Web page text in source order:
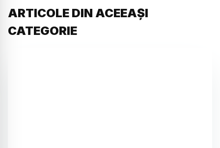
ARTICOLE DIN ACEEAȘI
CATEGORIE